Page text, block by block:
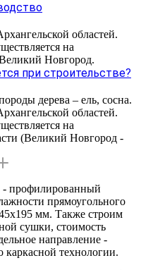
областей.
на
Новгород.
при строительстве?
дерева – ель, сосна.
областей.
на
(Великий Новгород -
- профилированный
прямоугольного
мм. Также строим
сушки, стоимость
направление -
каркасной технологии.